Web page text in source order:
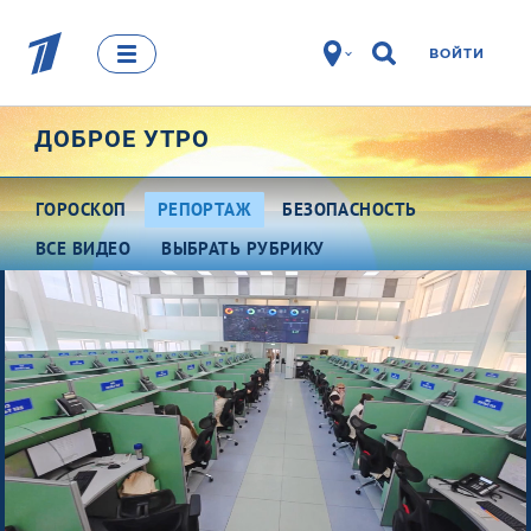
ВОЙТИ
ДОБРОЕ УТРО
ГОРОСКОП РЕПОРТАЖ
БЕЗОПАСНОСТЬ
ВСЕ ВИДЕО
Про деньги
Между тем
Наши гости
Про культуру
Это кино
Разговоры о важном
ВЫБРАТЬ РУБРИКУ